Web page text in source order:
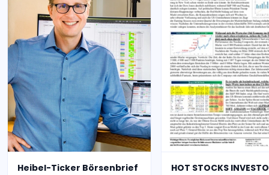
Heibel-Ticker Börsenbrief
HOT STOCKS